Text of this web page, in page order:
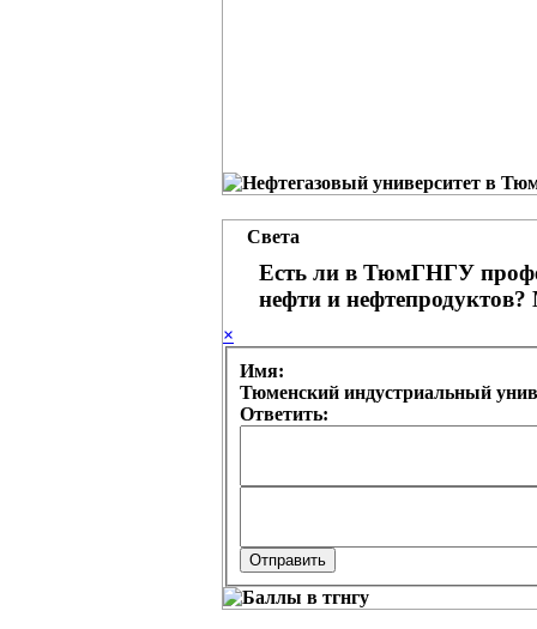
Света
Есть ли в ТюмГНГУ
нефти и
×
Имя:
Тюменский индустриальный
Ответить: